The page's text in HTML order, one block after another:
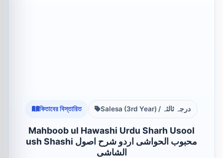
কিতাবের বিস্তারিত Salesa (3rd Year) / درجہ ثالثہ
Mahboob ul Hawashi Urdu Sharh Usool
ush Shashi محبوب الحواشی اردو شرح اصول
الشاشی